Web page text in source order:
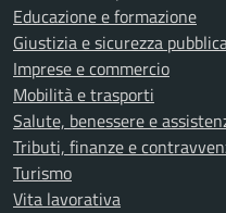
Educazione e formazione
Giustizia e sicurezza
Imprese e commercio
Mobilità e trasporti
Salute, benessere e
Tributi, finanze e
Turismo
Vita lavorativa